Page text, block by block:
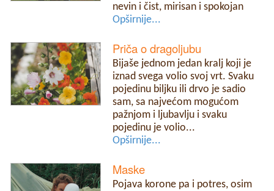
nevin i čist, mirisan i spokojan
Opširnije...
Priča o dragoljubu
Bijaše jednom jedan kralj koji je
iznad svega volio svoj vrt. Svaku
pojedinu biljku ili drvo je sadio
sam, sa najvećom mogućom
pažnjom i ljubavlju i svaku
pojedinu je volio...
Opširnije...
Maske
Pojava korone pa i potres, osim